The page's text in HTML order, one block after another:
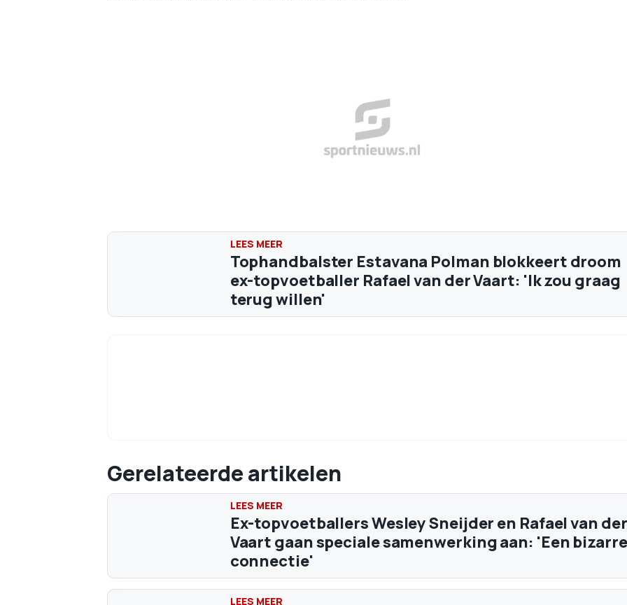
Tophandbalster Estavana Polman blokkeert droom
ex-topvoetballer Rafael van der Vaart: 'Ik zou graag
terug willen'
Gerelateerde artikelen
Ex-topvoetballers Wesley Sneijder en Rafael van der
Vaart gaan speciale samenwerking aan: 'Een bizarre
connectie'